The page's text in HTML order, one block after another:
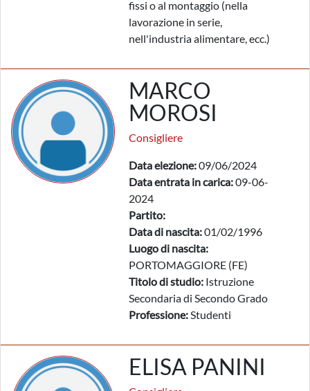
fissi o al montaggio (nella
lavorazione in serie,
nell'industria alimentare, ecc.)
MARCO
MOROSI
Consigliere
Data elezione:09/06/2024
Data entrata in carica:09-06-
2024
Partito:
Data di nascita:01/02/1996
Luogo di nascita:
PORTOMAGGIORE (FE)
Titolo di studio: Istruzione
Secondaria di Secondo Grado
Professione:Studenti
ELISA PANINI